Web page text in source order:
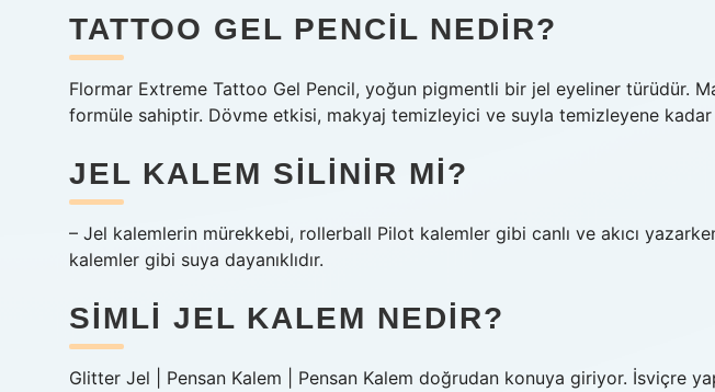
TATTOO GEL PENCIL NEDIR?
Flormar Extreme Tattoo Gel Pencil, yoğun pigmentli bir jel eyeliner türüdür.
formüle sahiptir. Dövme etkisi, makyaj temizleyici ve suyla temizleyene
JEL KALEM SILINIR MI?
– Jel kalemlerin mürekkebi, rollerball Pilot kalemler gibi canlı ve akıcı
kalemler gibi suya dayanıklıdır.
SIMLI JEL KALEM NEDIR?
Glitter Jel | Pensan Kalem | Pensan Kalem doğrudan konuya giriyor. İsviçre